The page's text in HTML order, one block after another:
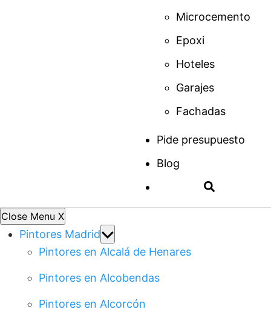
Microcemento
Epoxi
Hoteles
Garajes
Fachadas
Pide presupuesto
Blog
Close Menu X
Pintores MadridShow
sub
Pintores en Alcalá de Henares
Pintores en Alcobendas
Pintores en Alcorcón